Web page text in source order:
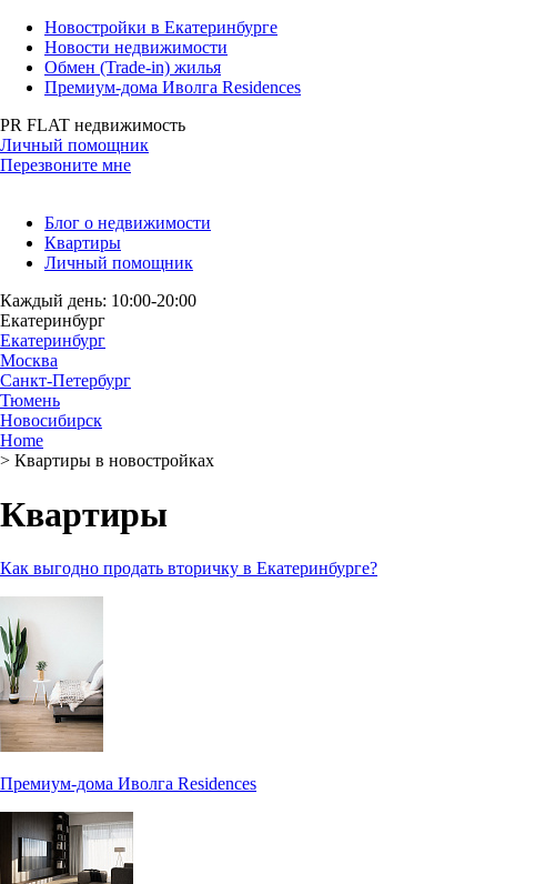
Новостройки в Екатеринбурге
Новости недвижимости
Обмен (Trade-in) жилья
Премиум-дома Иволга Residences
PR FLAT недвижимость
Личный помощник
Перезвоните мне
Блог о недвижимости
Квартиры
Личный помощник
Каждый день: 10:00-20:00
Екатеринбург
Екатеринбург
Москва
Санкт-Петербург
Тюмень
Новосибирск
Home
> Квартиры в новостройках
Квартиры
Как выгодно продать вторичку в Екатеринбурге?
Премиум-дома Иволга Residences